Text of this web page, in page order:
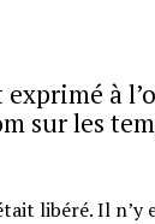
à
sur les
libéré. Il